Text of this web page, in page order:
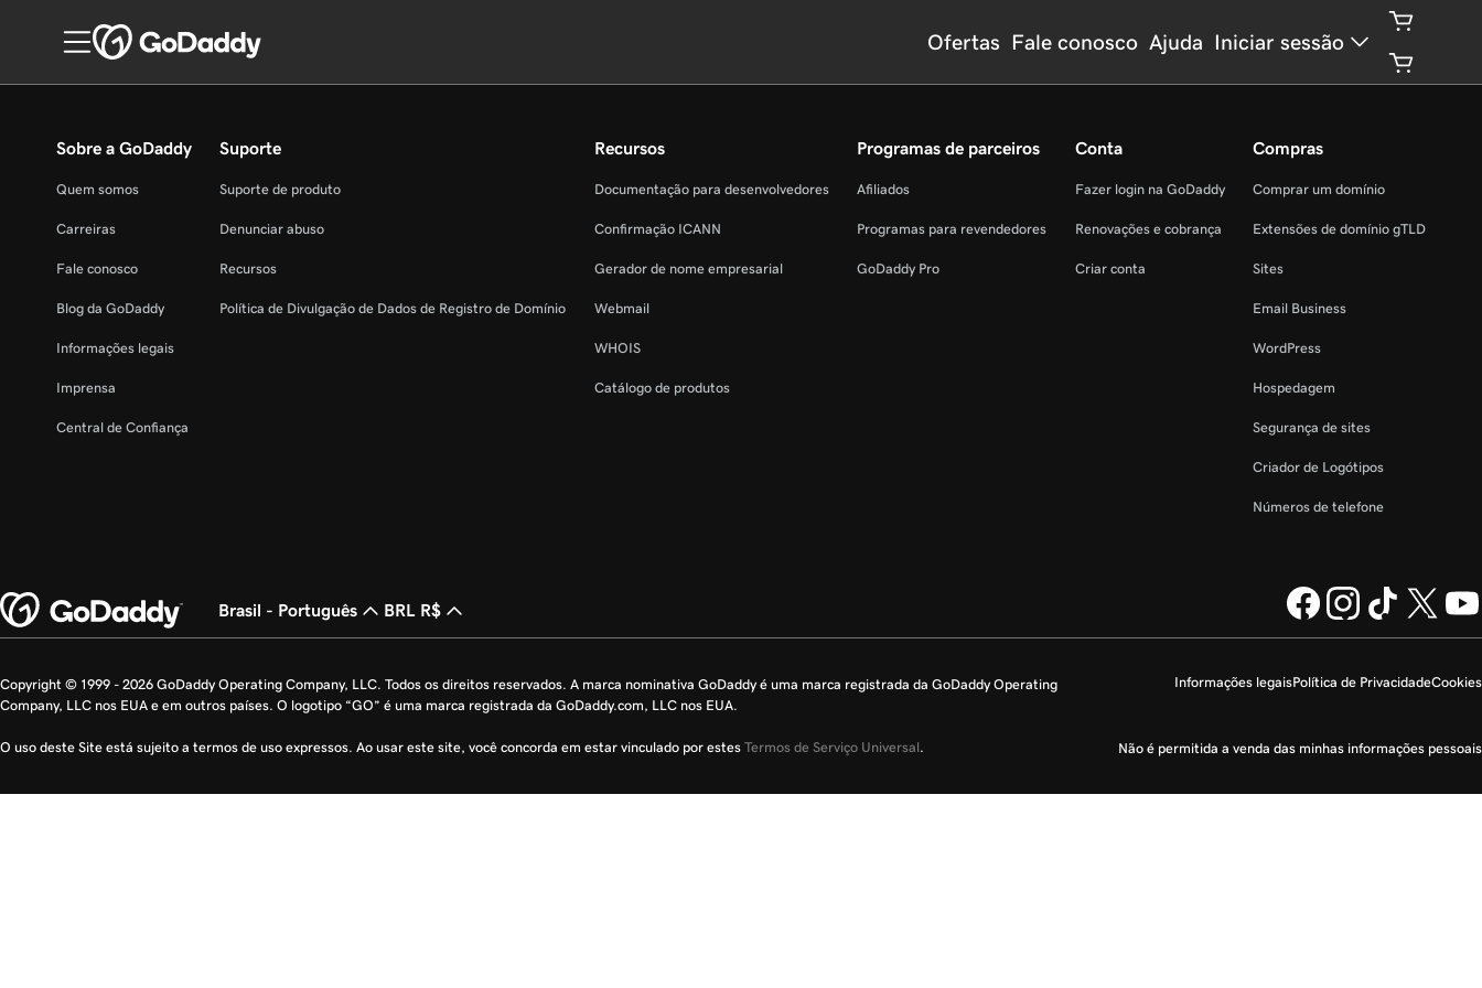
Ofertas Fale conosco Ajuda Iniciar sessão
Sobre a GoDaddy
Quem somos
Carreiras
Fale conosco
Blog da GoDaddy
Informações legais
Imprensa
Central de Confiança
Suporte
Suporte de produto
Denunciar abuso
Recursos
Política de Divulgação de Dados de Registro de Domínio
Recursos
Documentação para desenvolvedores
Confirmação ICANN
Gerador de nome empresarial
Webmail
WHOIS
Catálogo de produtos
Programas de parceiros
Afiliados
Programas para revendedores
GoDaddy Pro
Conta
Fazer login na GoDaddy
Renovações e cobrança
Criar conta
Compras
Comprar um domínio
Extensões de domínio gTLD
Sites
Email Business
WordPress
Hospedagem
Segurança de sites
Criador de Logótipos
Números de telefone
Brasil - Português BRL R$
Informações legaisPolítica de PrivacidadeCookies
Não é permitida a venda das minhas informações pessoais
Copyright © 1999 - 2026 GoDaddy Operating Company, LLC. Todos os direitos reservados. A marca nominativa GoDaddy é uma marca registrada da GoDaddy Operating
Company, LLC nos EUA e em outros países. O logotipo “GO” é uma marca registrada da GoDaddy.com, LLC nos EUA.
O uso deste Site está sujeito a termos de uso expressos. Ao usar este site, você concorda em estar vinculado por estes Termos de Serviço Universal.